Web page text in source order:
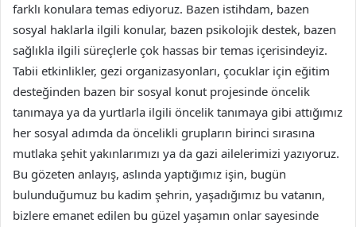
farklı konulara temas ediyoruz. Bazen istihdam, bazen
sosyal haklarla ilgili konular, bazen psikolojik destek, bazen
sağlıkla ilgili süreçlerle çok hassas bir temas içerisindeyiz.
Tabii etkinlikler, gezi organizasyonları, çocuklar için eğitim
desteğinden bazen bir sosyal konut projesinde öncelik
tanımaya ya da yurtlarla ilgili öncelik tanımaya gibi attığımız
her sosyal adımda da öncelikli grupların birinci sırasına
mutlaka şehit yakınlarımızı ya da gazi ailelerimizi yazıyoruz.
Bu gözeten anlayış, aslında yaptığımız işin, bugün
bulunduğumuz bu kadim şehrin, yaşadığımız bu vatanın,
bizlere emanet edilen bu güzel yaşamın onlar sayesinde